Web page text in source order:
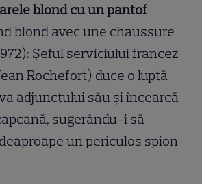
blond cu un pantof
blond avec une chaussure
Şeful serviciului francez
Rochefort) duce o luptă
adjunctului său şi încearcă
sugerându-i să
un periculos spion